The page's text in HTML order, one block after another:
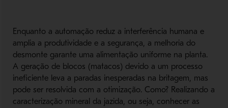
Enquanto a automação reduz a interferência humana e
amplia a produtividade e a segurança, a melhoria do
desmonte garante uma alimentação uniforme na planta.
A geração de blocos (matacos) devido a um processo
ineficiente leva a paradas inesperadas na britagem, mas
pode ser resolvida com a otimização. Como? Realizando a
caracterização mineral da jazida, ou seja, conhecer as